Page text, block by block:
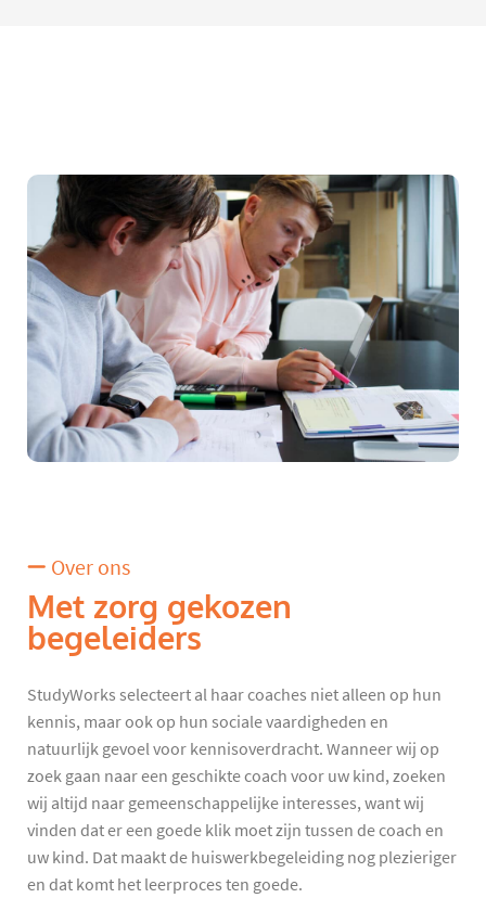
Over ons
Met zorg gekozen
begeleiders
StudyWorks selecteert al haar coaches niet alleen op hun
kennis, maar ook op hun sociale vaardigheden en
natuurlijk gevoel voor kennisoverdracht. Wanneer wij op
zoek gaan naar een geschikte coach voor uw kind, zoeken
wij altijd naar gemeenschappelijke interesses, want wij
vinden dat er een goede klik moet zijn tussen de coach en
uw kind. Dat maakt de huiswerkbegeleiding nog plezieriger
en dat komt het leerproces ten goede.